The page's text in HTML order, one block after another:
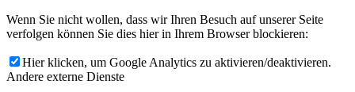
Wenn Sie nicht wollen, dass wir Ihren Besuch auf unserer Seite
verfolgen können Sie dies hier in Ihrem Browser blockieren:
Hier klicken, um Google Analytics zu aktivieren/deaktivieren.
Andere externe Dienste